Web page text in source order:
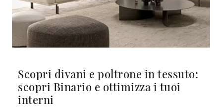
Scopri divani e poltrone in tessuto:
scopri Binario e ottimizza i tuoi
interni